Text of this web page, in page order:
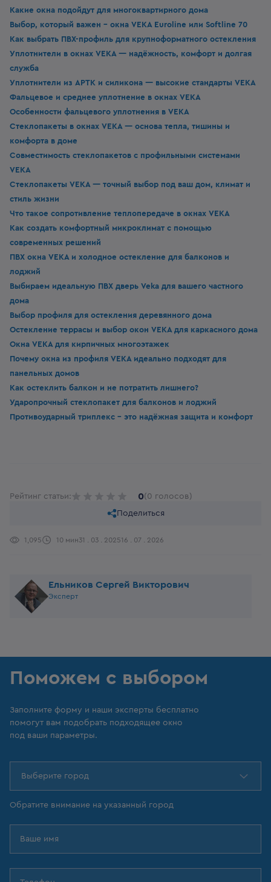
Какие окна подойдут для многоквартирного дома
Выбор, который важен - окна VEKA Euroline или Softline 70
Как выбрать ПВХ-профиль для крупноформатного остекления
Уплотнители в окнах VEKA — надёжность, комфорт и долгая
служба
Уплотнители из APTK и силикона — высокие стандарты VEKA
Фальцевое и среднее уплотнение в окнах VEKA
Особенности фальцевого уплотнения в VEKA
Стеклопакеты в окнах VEKA — основа тепла, тишины и
комфорта в доме
Совместимость стеклопакетов с профильными системами
VEKA
Стеклопакеты VEKA — точный выбор под ваш дом, климат и
стиль жизни
Что такое сопротивление теплопередаче в окнах VEKA
Как создать комфортный микроклимат с помощью
современных решений
ПВХ окна VEKA и холодное остекление для балконов и
лоджий
Выбираем идеальную ПВХ дверь Veka для вашего частного
дома
Выбор профиля для остекления деревянного дома
Остекление террасы и выбор окон VEKA для каркасного дома
Окна VEKA для кирпичных многоэтажек
Почему окна из профиля VEKA идеально подходят для
панельных домов
Как остеклить балкон и не потратить лишнего?
Ударопрочный стеклопакет для балконов и лоджий
Противоударный триплекс - это надёжная защита и комфорт
Рейтинг статьи: 0(0 голосов)
Поделиться
1,095 10 мин31 . 03 . 202516 . 07 . 2026
Ельников Сергей Викторович
Эксперт
Поможем с выбором
Заполните форму и наши эксперты бесплатно
помогут вам подобрать подходящее окно
под ваши параметры.
Выберите город
Обратите внимание на указанный город